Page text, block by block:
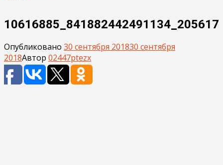
Опубликовано 30 сентября 201830 сентября
2018Автор 02447ptezx